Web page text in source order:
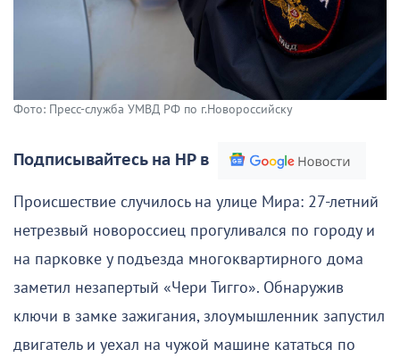
Фото: Пресс-служба УМВД РФ по г.Новороссийску
Подписывайтесь на НР в
Происшествие случилось на улице Мира: 27-летний
нетрезвый новороссиец прогуливался по городу и
на парковке у подъезда многоквартирного дома
заметил незапертый «Чери Тигго». Обнаружив
ключи в замке зажигания, злоумышленник запустил
двигатель и уехал на чужой машине кататься по